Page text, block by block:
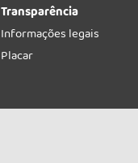
Transparência
Informações legais
Placar